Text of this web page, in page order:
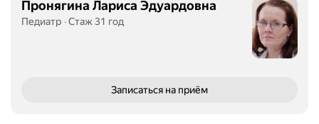
Пронягина Лариса Эдуардовна
Педиатр Стаж 31 год
Записаться на приём